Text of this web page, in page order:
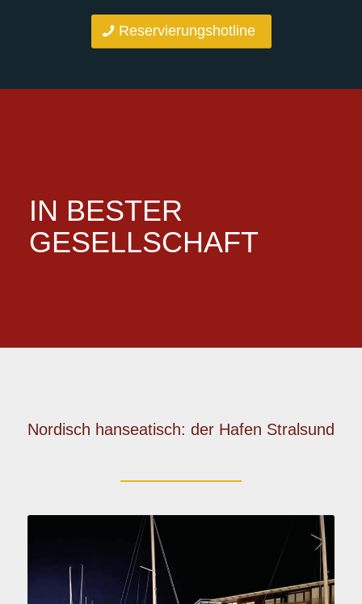
Reservierungshotline
IN BESTER
GESELLSCHAFT
Nordisch hanseatisch: der Hafen Stralsund